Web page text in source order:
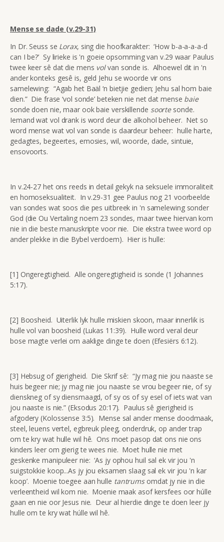
Mense se dade (v.29-31)
In Dr. Seuss se Lorax, sing die hoofkarakter: ‘How b-a-a-a-a-d
can I be?’ Sy lirieke is 'n goeie opsomming van v.29 waar Paulus
twee keer sê dat die mens volvan sonde is. Alhoewel dit in 'n
ander konteks gesê is, geld Jehu se woorde vir ons
samelewing: “Agab het Baäl ‘n bietjie gedien; Jehu sal hom baie
dien.” Die frase ‘vol sonde’ beteken nie net dat mense baie
sonde doen nie, maar ook baie verskillende soorte sonde.
Iemand wat vol drank is word deur die alkohol beheer. Net so
word mense wat vol van sonde is daardeur beheer: hulle harte,
gedagtes, begeertes, emosies, wil, woorde, dade, sintuie,
ensovoorts.
In v.24-27 het ons reeds in detail gekyk na seksuele immoraliteit
en homoseksualiteit. In v.29-31 gee Paulus nog 21 voorbeelde
van sondes wat soos die pes uitbreek in 'n samelewing sonder
God (die Ou Vertaling noem 23 sondes, maar twee hiervan kom
nie in die beste manuskripte voor nie. Die ekstra twee word op
ander plekke in die Bybel verdoem). Hier is hulle:
[1] Ongeregtigheid. Alle ongeregtigheid is sonde (1 Johannes
5:17).
[2] Boosheid. Uiterlik lyk hulle miskien skoon, maar innerlik is
hulle vol van boosheid (Lukas 11:39). Hulle word veral deur
bose magte verlei om aaklige dinge te doen (Efesiërs 6:12).
[3] Hebsug of gierigheid. Die Skrif sê: “Jy mag nie jou naaste se
huis begeer nie; jy mag nie jou naaste se vrou begeer nie, of sy
dienskneg of sy diensmaagd, of sy os of sy esel of iets wat van
jou naaste is nie.” (Eksodus 20:17). Paulus sê gierigheid is
afgodery (Kolossense 3:5). Mense sal ander mense doodmaak,
steel, leuens vertel, egbreuk pleeg, onderdruk, op ander trap
om te kry wat hulle wil hê. Ons moet pasop dat ons nie ons
kinders leer om gierig te wees nie. Moet hulle nie met
geskenke manipuleer nie: ‘As jy ophou huil sal ek vir jou 'n
suigstokkie koop...As jy jou eksamen slaag sal ek vir jou 'n kar
koop’. Moenie toegee aan hulle tantrums omdat jy nie in die
verleentheid wil kom nie. Moenie maak asof kersfees oor húlle
gaan en nie oor Jesus nie. Deur al hierdie dinge te doen leer jy
hulle om te kry wat húlle wil hê.